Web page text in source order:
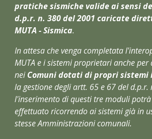
pratiche sismiche valide ai sensi
d.p.r. n. 380 del 2001 caricate
MUTA - Sismica.
In attesa che venga completata
MUTA e i sistemi proprietari anche per
nei Comuni dotati di propri
la gestione degli artt. 65 e 67 del d.p.r.
l'inserimento di questi tre moduli potrà
effettuato ricorrendo ai sistemi già in
stesse Amministrazioni comunali.